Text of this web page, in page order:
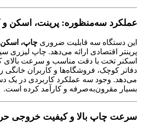
عملکرد سه‌منظوره: پرینت، اسکن و
این دستگاه سه قابلیت ضروری چاپ،
پرینتر اقتصادی ارائه می‌دهد. چاپ لیزری
اسکنر تخت با دقت مناسب و سرعت بالای
دفاتر کوچک، فروشگاه‌ها و کاربران
می‌دهد. وجود سه عملکرد کاربردی در یک
بسیار مقرون‌به‌صرفه و کارآمد کرده است.
سرعت چاپ بالا و کیفیت خروجی